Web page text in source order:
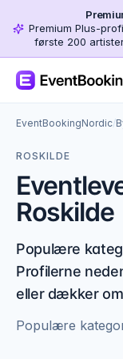
Premium Plus-
første 200
EventBookingNordic/
ROSKILDE
Roskilde
Populære
Profilerne
eller dækker
Populære